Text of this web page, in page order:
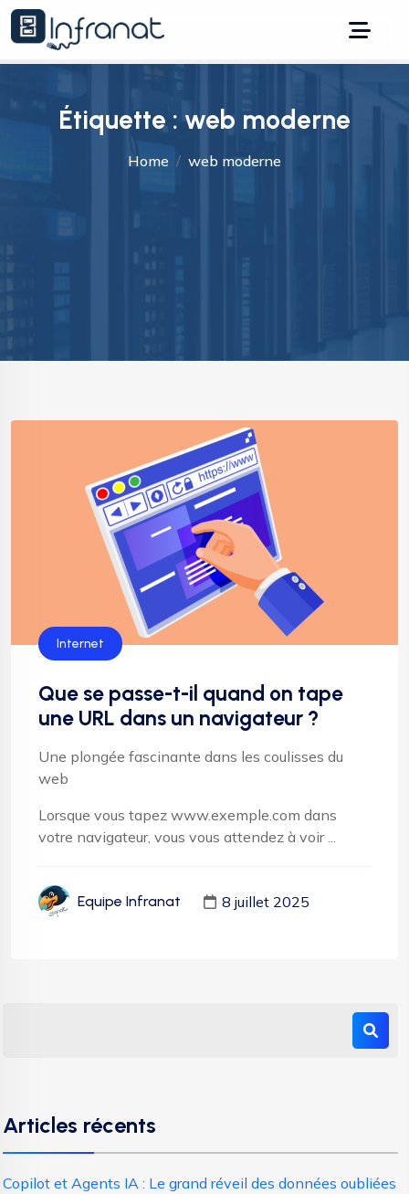
Étiquette : web moderne
Home web moderne
Internet
Que se passe-t-il quand on tape
une URL dans un navigateur ?
Une plongée fascinante dans les coulisses du
web
Lorsque vous tapez www.exemple.com dans
votre navigateur, vous vous attendez à voir ...
Equipe Infranat 8 juillet 2025
Articles récents
Copilot et Agents IA : Le grand réveil des données oubliées